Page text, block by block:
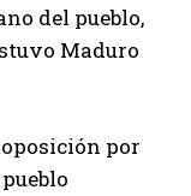
del pueblo,
Maduro
por